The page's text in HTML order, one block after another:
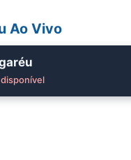
Ao Vivo